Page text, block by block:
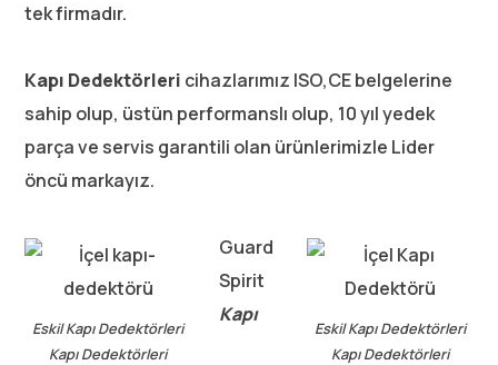
tek firmadır.
Kapı Dedektörleri cihazlarımız ISO,CE belgelerine
sahip olup, üstün performanslı olup, 10 yıl yedek
parça ve servis garantili olan ürünlerimizle Lider
öncü markayız.
Eskil Kapı Dedektörleri
Kapı Dedektörleri
Eskil Kapı Dedektörleri
Kapı Dedektörleri
Guard
Spirit
Kapı